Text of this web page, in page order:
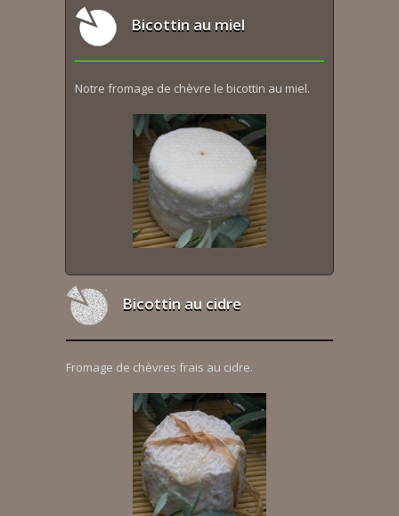
Bicottin au miel
Notre fromage de chèvre le bicottin au miel.
Bicottin au cidre
Fromage de chèvres frais au cidre.